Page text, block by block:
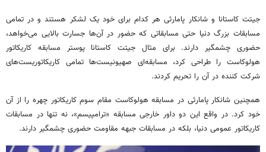
جیتت کاستانا وشانکار پامارثیهر کدام برای خود یک لشکر هستند و در تمامی
مسابقات بزرگ دنیا حتی مسابقاتی که حضور در آن‌ها جسارت بالایی می‌خواهد،
حضوری چشمگیر دارند. برای مثال جیتت کاستانا پوستر مسابقه کاریکاتور
هولوکاست را طراحی کرد، مسابقه‌ای صهیونیست‌ها تمامی کاریکاتوریست‌های
شرکت کننده در آن را تحریم کردند.
همچنین شانکار پامارثی در مسابقه هولوکاست مقام سوم کاریکاتور چهره را از آن
خود کرد. در واقع این دو داور خارجی مسابقه «ترامپیسم»، نه تنها در مسابقات
کاریکاتور عمومی دنیا، بلکه در مسابقات جبهه مقاومت حضوری چشمگیر دارند.